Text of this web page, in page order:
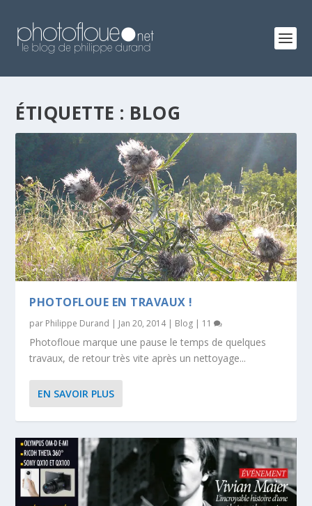
ÉTIQUETTE : BLOG
PHOTOFLOUE EN TRAVAUX !
par Philippe Durand Jan 20, 2014| Blog 11
Photofloue marque une pause le temps de quelques
travaux, de retour très vite après un nettoyage...
EN SAVOIR PLUS